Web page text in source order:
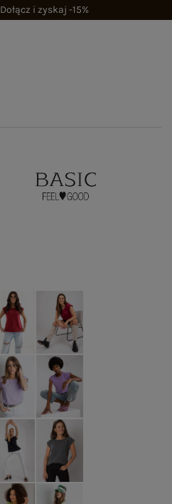
Dołącz i zyskaj -15%